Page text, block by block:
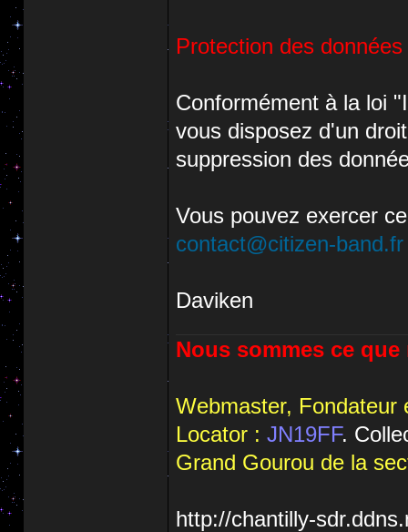
Protection des
Conformément à la loi
vous disposez d'un
suppression des
Vous pouvez exercer
contact@citizen-band.fr
Daviken
Nous sommes ce
Webmaster, Fondateur
Locator : JN19FF.
Grand Gourou de la
http://chantilly-